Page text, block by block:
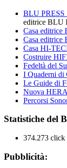
BLU PRESS
editrice BLU
Casa editrice
Casa
Casa HI-
Costruire
Fedeltà del
I Quaderni di
Le Guide di
Nuova HERA
Percorsi
Statistiche del
374.273 click
Pubblicità: